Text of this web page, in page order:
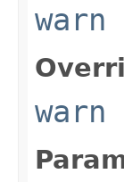
warn
warn